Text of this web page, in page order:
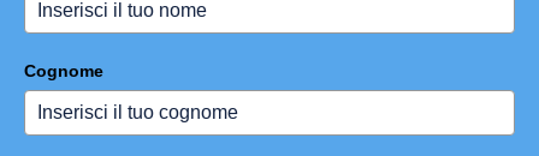
Cognome